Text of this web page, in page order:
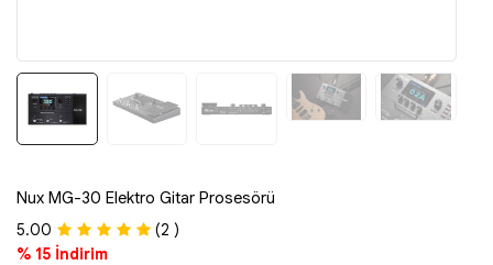
Nux MG-30 Elektro Gitar Prosesörü
5.00
(2 )
% 15 İndirim